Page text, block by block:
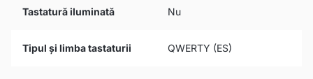
Tastatură iluminată Nu
Tipul și limba tastaturii QWERTY (ES)